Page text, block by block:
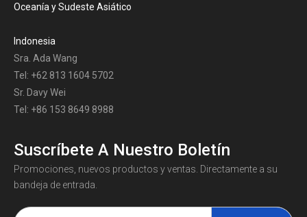
Oceanía y Sudeste Asiático
Indonesia
Sra. Ada Wang
Tel: +62 813 1604 5702
Sr. Davy Wei
Tel: +86 153 8649 8988
Suscríbete A Nuestro Boletín
Promociones, nuevos productos y ventas. Directamente a su
bandeja de entrada.